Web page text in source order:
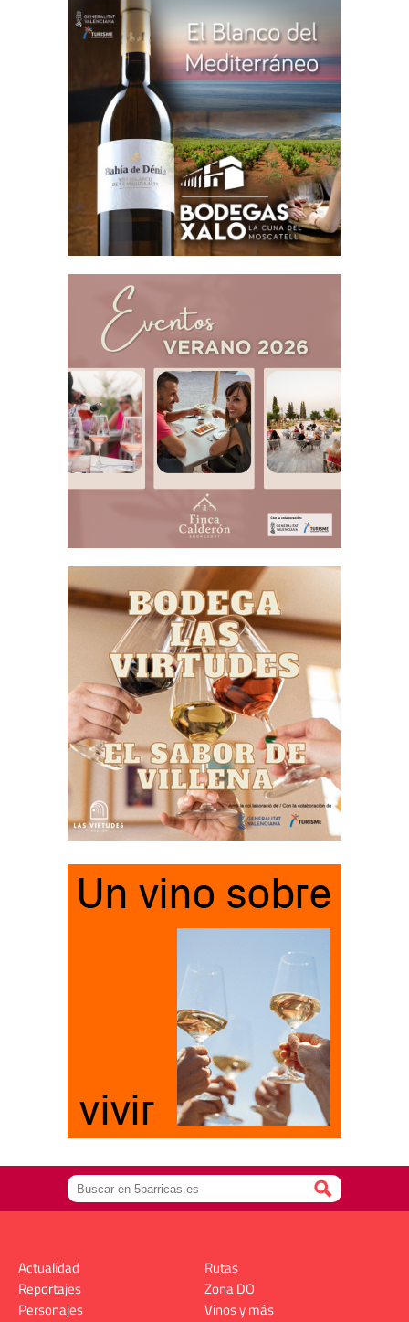
Actualidad
Reportajes
Personajes
Rutas
Zona DO
Vinos y más